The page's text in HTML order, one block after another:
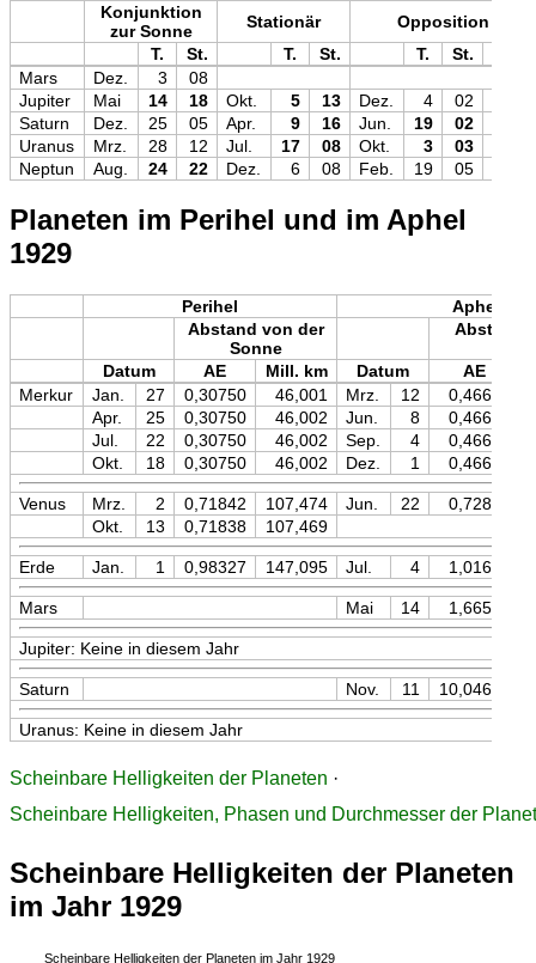
Konjunktion
zur Sonne
Stationär
Opposition
T.
St. T. St. T. St.
Mars
Dez. 3
08
Jupiter
Mai 14 18 Okt. 5 13 Dez. 4 02
Saturn
Dez. 25 05 Apr. 9 16 Jun. 19 02
Uranus
Mrz. 28 12 Jul. 17 08 Okt. 3 03
Neptun
Aug. 24 22 Dez. 6 08 Feb. 19 05
Planeten im Perihel und im Aphel
1929
Perihel
Aphel
Abstand von der
Sonne
Abstand
Datum
AE Mill. km Datum
AE
Merkur
Jan. 27 0,30750 46,001 Mrz. 12
0,46670
Apr.
25 0,30750 46,002 Jun. 8
0,46670
Jul.
22 0,30750 46,002 Sep. 4
0,46669
Okt.
18 0,30750 46,002 Dez. 1 0,46670
Venus Mrz. 2 0,71842 107,474 Jun. 22
0,72827
Okt.
13 0,71838 107,469
Erde Jan. 1 0,98327 147,095 Jul. 4 1,01674
Mars Mai 14 1,66586
Jupiter: Keine in diesem Jahr
Saturn Nov. 11 10,04671
Uranus: Keine in diesem Jahr
Scheinbare Helligkeiten der Planeten ·
Scheinbare Helligkeiten, Phasen und Durchmesser der
Scheinbare Helligkeiten der Planeten
im Jahr 1929